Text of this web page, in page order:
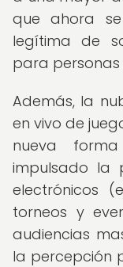
que ahora
legítima de
para
Además, la
en vivo de
nueva
impulsado la
electrónicos
torneos y
audiencias
la percepción